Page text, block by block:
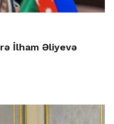
İlham Əliyevə